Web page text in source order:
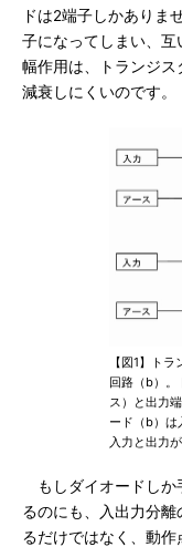
ドは2端子しかありま
子になってしまい、
幅作用は、トランジ
減衰しにくいのです。
【図1】ト
回路（b）。
ス）と出力
ード（b）は
入力と出力
もしダイオードしか
るのにも、入出力分
るだけではなく、動